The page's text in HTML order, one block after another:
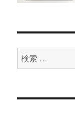
検
索
象: